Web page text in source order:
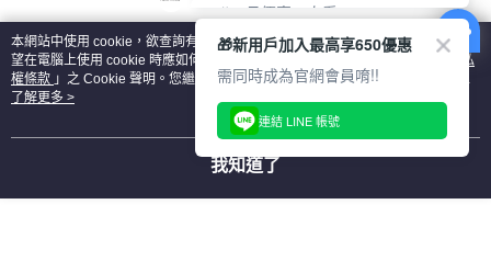
熱門標籤
本網站中使用 cookie，欲查詢有關本網站使用 cookie 方式之詳情，及若您不希
望在電腦上使用 cookie 時應如何變更電腦的 cookie 設定，請參閱本網站「
隱私
權條款 」之 Cookie 聲明。您繼續使用本網站即表示您同意本公司得按本網站使
用條款之 Cookie 聲明使用 cookie。
了解更多 >
我知道了
🎉 8月優惠一次看
①LINE購物最高10%回饋
②每周限定品現折200
③指定商品58折起 最高現折$888
上班鞋、休閒鞋、涼鞋一次逛齊
好搭、出遊好走、聚會也漂亮
🎁新用戶加入最高享650優惠
需同時成為官網會員唷!!
連結 LINE 帳號